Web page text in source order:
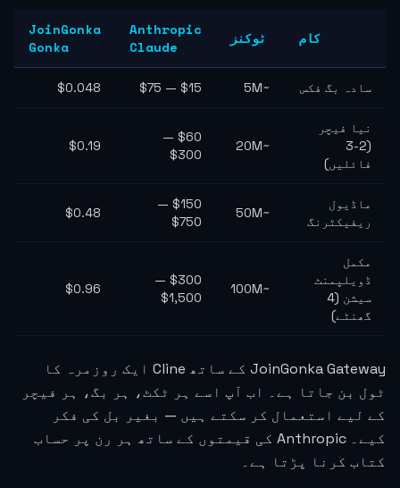
کام ٹوکنز
Anthropic
Claude
JoinGonka
Gonka
سادہ بگ فکس ~5M
$15 — $75
$0.048
نیا فیچر
(2-3
فائلیں)
~20M
$60 —
$300
$0.19
ماڈیول
ریفیکٹرنگ
~50M
$150 —
$750
$0.48
مکمل
ڈویلپمنٹ
سیشن (4
گھنٹے)
~100M
$300 —
$1,500
$0.96
JoinGonka Gateway کے ساتھ Cline ایک روزمرہ کا
ٹول بن جاتا ہے۔ اب آپ اسے ہر ٹکٹ، ہر بگ، ہر فیچر
کے لیے استعمال کر سکتے ہیں — بغیر بل کی فکر
کیے۔ Anthropic کی قیمتوں کے ساتھ ہر رن پر حساب
کتاب کرنا پڑتا ہے۔